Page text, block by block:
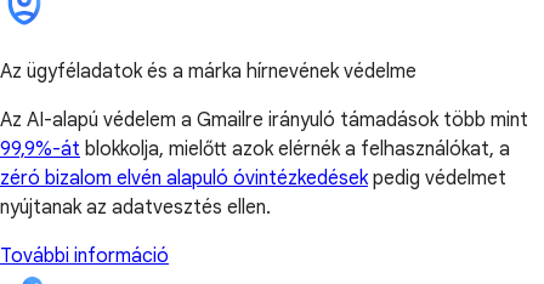
Az ügyféladatok és a márka hírnevének védelme
Az AI-alapú védelem a Gmailre irányuló támadások több mint
99,9%-át blokkolja, mielőtt azok elérnék a felhasználókat, a
zéró bizalom elvén alapuló óvintézkedésekpedig védelmet
nyújtanak az adatvesztés ellen.
További információ